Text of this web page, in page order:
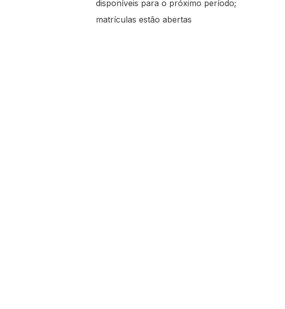
disponíveis para o próximo período;
matrículas estão abertas